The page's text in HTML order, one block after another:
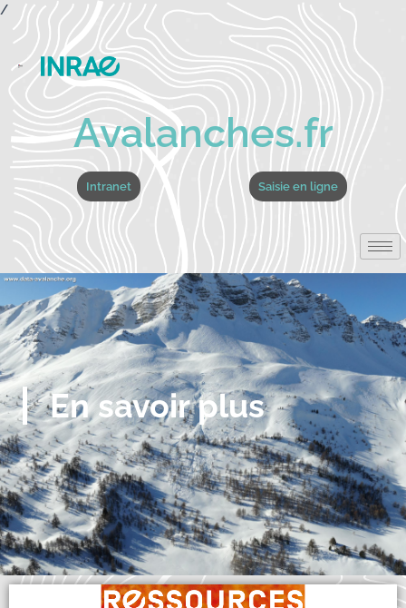
/
Avalanches.fr
Intranet Saisie en ligne
En savoir plus